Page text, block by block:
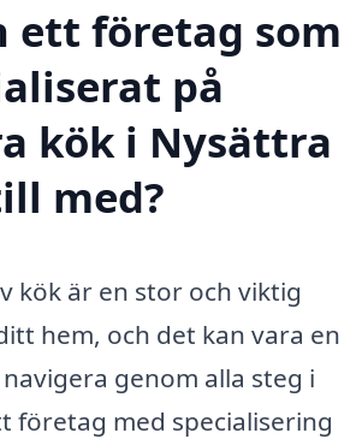
ett företag som
på
kök i Nysättra
med?
kök är en stor och viktig
hem, och det kan vara en
genom alla steg i
företag med specialisering